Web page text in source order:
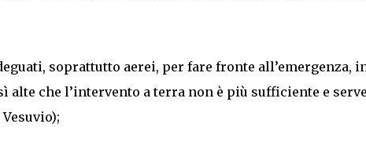
soprattutto aerei, per fare fronte all’emergenza,
alte che l’intervento a terra non è più sufficiente e